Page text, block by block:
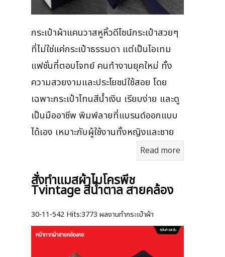
กระเป๋าผ้าแคนวาสหูหิ้วดีไซน์กระเป๋าสวยๆ
ที่ไม่ใช่แค่กระเป๋าธรรมดา แต่เป็นไอเทม
แฟชั่นที่ตอบโจทย์ คนทำงานยุคใหม่ ทั้ง
ความสวยงามและประโยชน์ใช้สอย โดย
เฉพาะกระเป๋าโทนสีน้ำเงิน เรียบง่าย และดู
เป็นมืออาชีพ พิมพ์ลายที่แบรนด์ออกแบบ
ได้เอง เหมาะกับผู้ใช้งานทั้งหญิงและชาย
Read more
สั่งทำแมสผ้าไมโครพีช
Tvintage สีน้ำตาล สายคล้อง
30-11-542 Hits:3773 ผลงานทำกระเป๋าผ้า